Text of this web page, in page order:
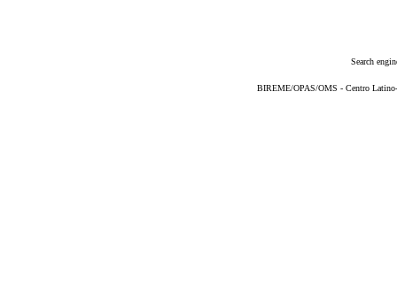
Search
BIREME/OPAS/OMS - Centro Latino-